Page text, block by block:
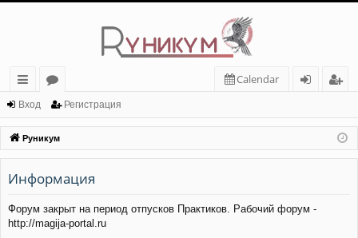
с
ы
лк
и
о
ру
м
ы
Calendar
д
ис
тр
Вход Регистрация
Руникум
Информация
Форум закрыт на период отпусков Практиков. Рабочий форум -
http://magija-portal.ru